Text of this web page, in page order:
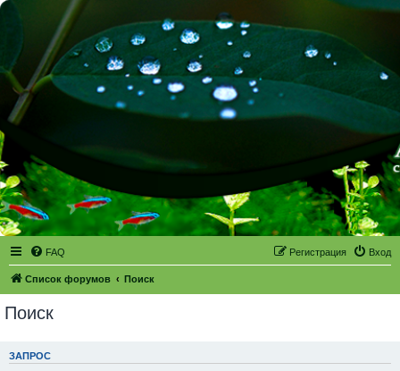
FAQ Вход
Регистрация
Список форумов Поиск
Поиск
ЗАПРОС